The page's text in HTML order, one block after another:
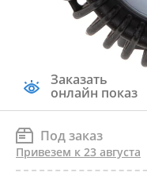
Заказать
онлайн показ
Под заказ
Привезем к 23 августа